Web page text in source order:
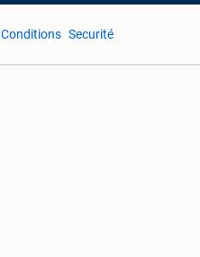
Conditions Securité